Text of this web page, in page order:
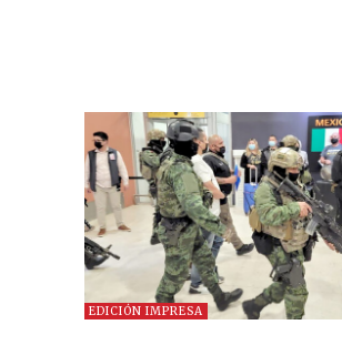
EDICIÓN IMPRESA